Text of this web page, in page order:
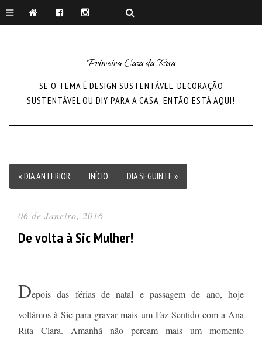
Primeira Casa da Rua
SE O TEMA É DESIGN SUSTENTÁVEL, DECORAÇÃO
SUSTENTÁVEL OU DIY PARA A CASA, ENTÃO ESTÁ AQUI!
« DIA ANTERIOR INÍCIO DIA SEGUINTE »
06 de Janeiro, 2016
De volta à Sic Mulher!
Depois das férias de natal e passagem de ano, hoje
voltámos à Sic para gravar mais um Faz Sentido com a Ana
Rita Clara. Amanhã não percam mais um momento